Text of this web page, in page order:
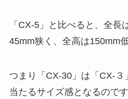
「CX-5」と比べると、全長
45mm狭く、全高は150mm
つまり「CX-30」は「CX-３
当たるサイズ感となるので